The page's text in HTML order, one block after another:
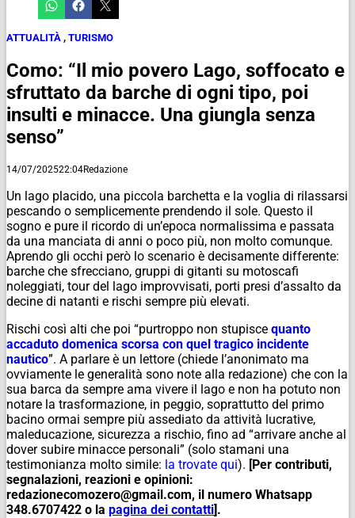
ATTUALITÀ , TURISMO
Como: “Il mio povero Lago, soffocato e
sfruttato da barche di ogni tipo, poi
insulti e minacce. Una giungla senza
senso”
14/07/202522:04Redazione
Un lago placido, una piccola barchetta e la voglia di rilassarsi
pescando o semplicemente prendendo il sole. Questo il
sogno e pure il ricordo di un’epoca normalissima e passata
da una manciata di anni o poco più, non molto comunque.
Aprendo gli occhi però lo scenario è decisamente differente:
barche che sfrecciano, gruppi di gitanti su motoscafi
noleggiati, tour del lago improvvisati, porti presi d’assalto da
decine di natanti e rischi sempre più elevati.
Rischi così alti che poi “purtroppo non stupisce quanto
accaduto domenica scorsa con quel tragico incidente
nautico”. A parlare è un lettore (chiede l’anonimato ma
ovviamente le generalità sono note alla redazione) che con la
sua barca da sempre ama vivere il lago e non ha potuto non
notare la trasformazione, in peggio, soprattutto del primo
bacino ormai sempre più assediato da attività lucrative,
maleducazione, sicurezza a rischio, fino ad “arrivare anche al
dover subire minacce personali” (solo stamani una
testimonianza molto simile: la trovate qui). [Per contributi,
segnalazioni, reazioni e opinioni:
redazionecomozero@gmail.com, il numero Whatsapp
348.6707422 o la pagina dei contatti].